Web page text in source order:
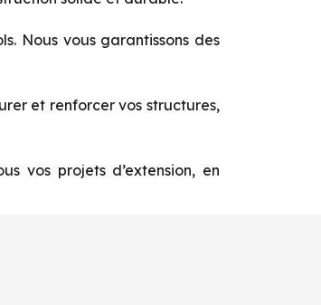
Nous vous garantissons des
et renforcer vos structures,
vos projets d’extension, en